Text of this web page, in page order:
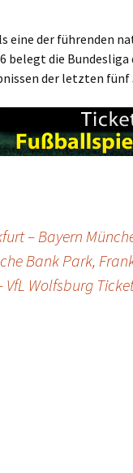
eine der führenden
belegt die
der letzten
– Bayern
Bank Park,
VfL Wolfsburg